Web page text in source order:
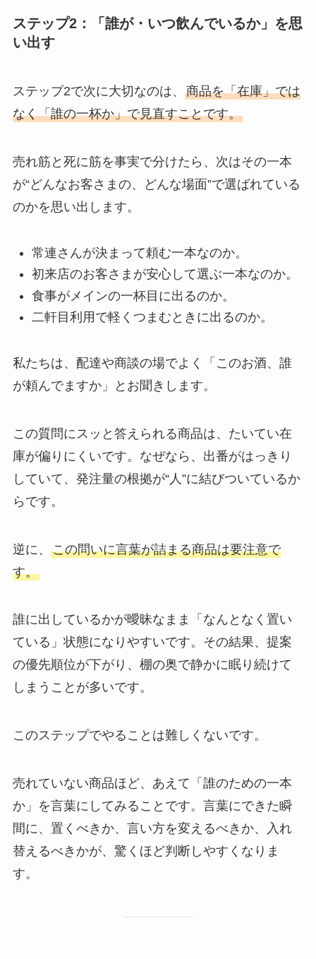
ステップ2：「誰が・いつ飲んでいるか」を思
い出す
ステップ2で次に大切なのは、 商品を「在庫」では
なく「誰の一杯か」で見直すことです。
売れ筋と死に筋を事実で分けたら、次はその一本
が“どんなお客さまの、どんな場面”で選ばれている
のかを思い出します。
常連さんが決まって頼む一本なのか。
初来店のお客さまが安心して選ぶ一本なのか。
食事がメインの一杯目に出るのか。
二軒目利用で軽くつまむときに出るのか。
私たちは、配達や商談の場でよく「このお酒、誰
が頼んでますか」とお聞きします。
この質問にスッと答えられる商品は、たいてい在
庫が偏りにくいです。なぜなら、出番がはっきり
していて、発注量の根拠が“人”に結びついているか
らです。
逆に、 この問いに言葉が詰まる商品は要注意で
す。
誰に出しているかが曖昧なまま「なんとなく置い
ている」状態になりやすいです。その結果、提案
の優先順位が下がり、棚の奥で静かに眠り続けて
しまうことが多いです。
このステップでやることは難しくないです。
売れていない商品ほど、あえて「誰のための一本
か」を言葉にしてみることです。言葉にできた瞬
間に、置くべきか、言い方を変えるべきか、入れ
替えるべきかが、驚くほど判断しやすくなりま
す。